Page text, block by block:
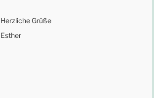
Herzliche Grüße
Esther